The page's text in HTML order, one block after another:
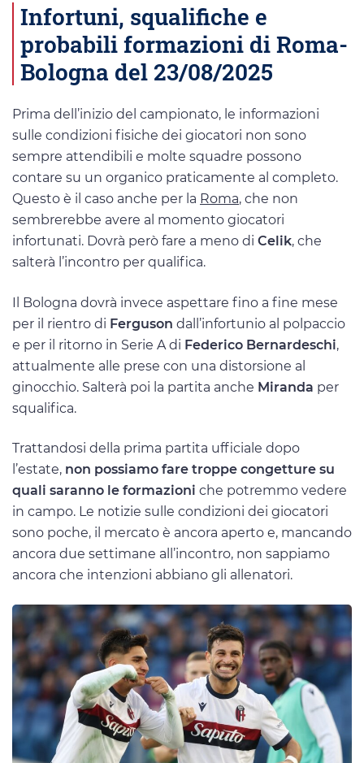
Infortuni, squalifiche e
probabili formazioni di Roma-
Bologna del 23/08/2025
Prima dell’inizio del campionato, le informazioni
sulle condizioni fisiche dei giocatori non sono
sempre attendibili e molte squadre possono
contare su un organico praticamente al completo.
Questo è il caso anche per la Roma, che non
sembrerebbe avere al momento giocatori
infortunati. Dovrà però fare a meno di Celik, che
salterà l’incontro per qualifica.
Il Bologna dovrà invece aspettare fino a fine mese
per il rientro di Ferguson dall’infortunio al polpaccio
e per il ritorno in Serie A di Federico Bernardeschi,
attualmente alle prese con una distorsione al
ginocchio. Salterà poi la partita anche Miranda per
squalifica.
Trattandosi della prima partita ufficiale dopo
l’estate, non possiamo fare troppe congetture su
quali saranno le formazioni che potremmo vedere
in campo. Le notizie sulle condizioni dei giocatori
sono poche, il mercato è ancora aperto e, mancando
ancora due settimane all’incontro, non sappiamo
ancora che intenzioni abbiano gli allenatori.